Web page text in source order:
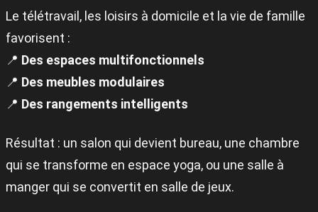
Le télétravail, les loisirs à domicile et la vie de famille
favorisent :
📍 Des espaces multifonctionnels
📍 Des meubles modulaires
📍 Des rangements intelligents
Résultat : un salon qui devient bureau, une chambre
qui se transforme en espace yoga, ou une salle à
manger qui se convertit en salle de jeux.